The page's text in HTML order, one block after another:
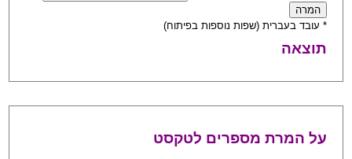
* עובד בעברית (שפות נוספות בפיתוח)
תוצאה
על המרת מספרים לטקסט